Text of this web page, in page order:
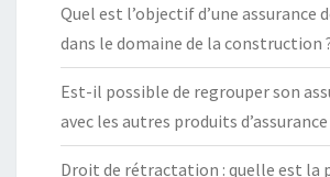
Quel est l’objectif d’une assurance
dans le domaine de la construction
Est-il possible de regrouper son
avec les autres produits d’assurance
Droit de rétractation : quelle est la